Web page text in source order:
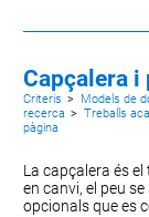
Capçalera i
Criteris > Models de
recerca > Treballs
pàgina
La capçalera és
en canvi, el peu
opcionals que es